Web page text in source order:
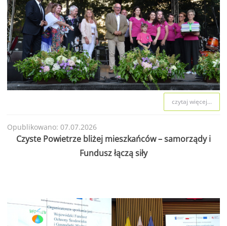
czytaj więcej...
Opublikowano: 07.07.2026
Czyste Powietrze bliżej mieszkańców – samorządy i
Fundusz łączą siły